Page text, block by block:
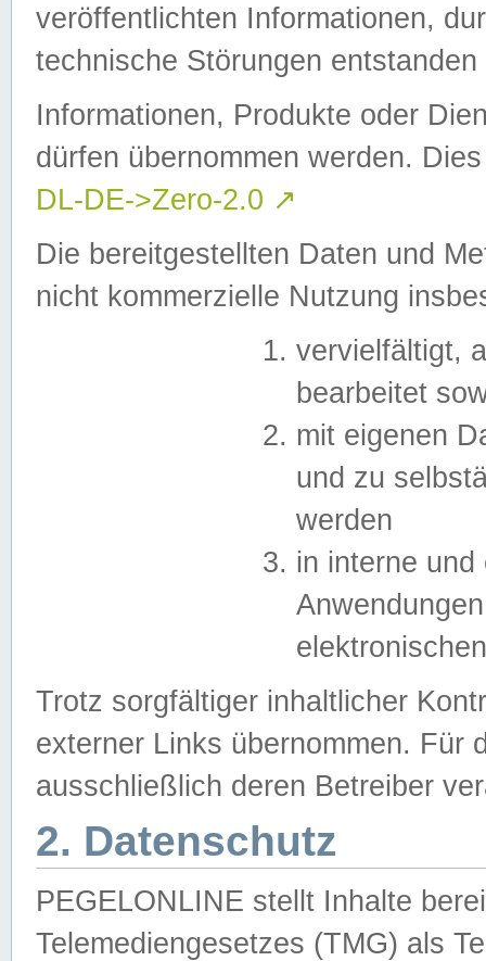
veröffentlichten Informationen,
technische Störungen
Informationen, Produkte oder
dürfen übernommen werden.
DL-DE->Zero-2.0 ↗
Die bereitgestellten Daten und
nicht kommerzielle Nutzung
vervielfältigt,
bearbeitet
mit eigenen
und zu
werden
in interne
Trotz sorgfältiger inhaltlicher
externer Links übernommen. Für
ausschließlich deren Betreiber
2. Datenschutz
PEGELONLINE stellt Inhalte
Telemediengesetzes (TMG) als